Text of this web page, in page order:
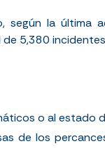
según la última
de 5,380
o al estado
de los